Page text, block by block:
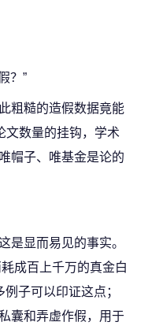
？”
粗糙的造假数据竟能
文数量的挂钩，学术
帽子、唯基金是论的
是显而易见的事实。
成百上千万的真金白
子可以印证这点；
囊和弄虚作假，用于